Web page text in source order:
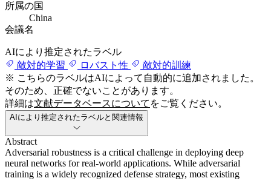
所属の国
China
会議名
AIにより推定されたラベル
敵対的学習
ロバスト性
敵対的訓練
※ こちらのラベルはAIによって自動的に追加されました。
そのため、正確でないことがあります。
詳細は文献データベースについて をご覧ください。
AIにより推定されたラベルと関連情報
Abstract
Adversarial robustness is a critical challenge in deploying deep
neural networks for real-world applications. While adversarial
training is a widely recognized defense strategy, most existing